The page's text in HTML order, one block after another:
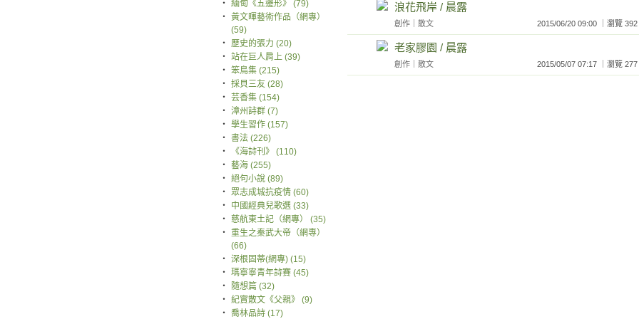
‧ 緬甸《五邊形》 (79)
‧ 黃文暉藝術作品（網專）
(59)
‧ 歷史的張力 (20)
‧ 站在巨人肩上 (39)
‧ 笨鳥集 (215)
‧ 採貝三友 (28)
‧ 芸香集 (154)
‧ 漳州詩群 (7)
‧ 學生習作 (157)
‧ 書法 (226)
‧
《海詩刊》 (110)
‧ 藝海 (255)
‧ 絕句小說 (89)
‧ 眾志成城抗疫情 (60)
‧
中國經典兒歌選 (33)
‧ 慈航東土記（網專） (35)
‧ 重生之秦武大帝（網專）
(66)
‧ 深根固蒂(網專) (15)
‧ 瑪寧寧青年詩賽 (45)
‧
隨想篇 (32)
‧ 紀實散文《父親》 (9)
‧ 喬林品詩 (17)
浪花飛岸 / 晨露
創作 散文 2015/06/20 09:00 ｜瀏覽
老家膠園 / 晨露
創作 散文 2015/05/07 07:17 ｜瀏覽